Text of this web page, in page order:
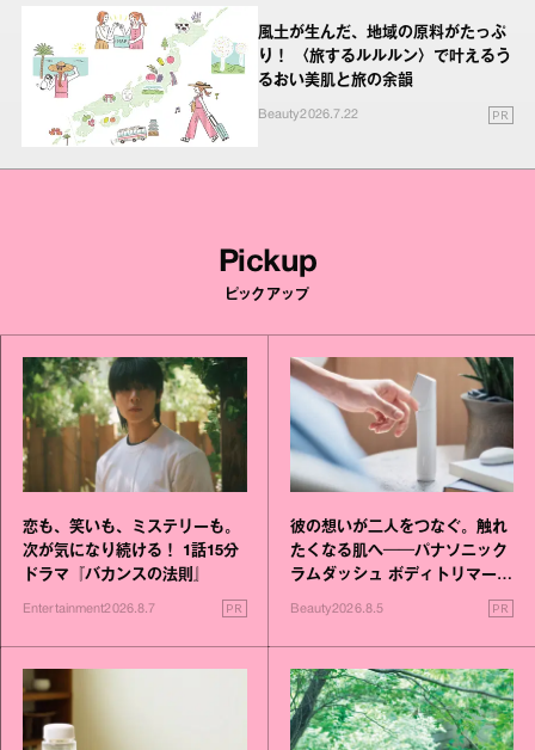
風土が生んだ、地域の原料がたっぷ
り！ 〈旅するルルルン〉で叶えるう
るおい美肌と旅の余韻
Beauty2026.7.22 PR
Pickup
ピックアップ
恋も、笑いも、ミステリーも。
次が気になり続ける！ 1話15分
ドラマ『バカンスの法則』
Entertainment2026.8.7 PR
彼の想いが二人をつなぐ。触れ
たくなる肌へ──パナソニック
ラムダッシュ ボディトリマーが
Beauty2026.8.5 PR